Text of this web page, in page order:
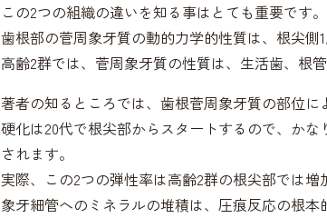
この2つの組織の違いを知る事はとても重要です。
歯根部の菅周象牙質の動的力学的性質は、根尖側
高齢2群では、菅周象牙質の性質は、生活歯、根
著者の知るところでは、歯根菅周象牙質の部位に
硬化は20代で根尖部からスタートするので、か
されます。
実際、この2つの弾性率は高齢2群の根尖部では増
象牙細管へのミネラルの堆積は、圧痕反応の根本